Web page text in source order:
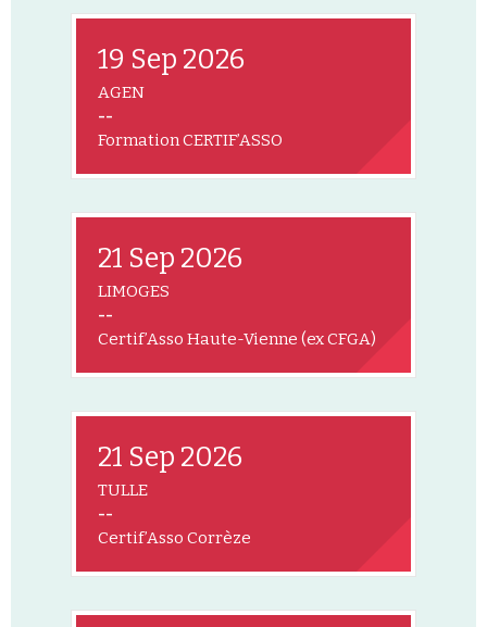
19 Sep 2026
AGEN
--
Formation CERTIF’ASSO
21 Sep 2026
LIMOGES
--
Certif’Asso Haute-Vienne (ex CFGA)
21 Sep 2026
TULLE
--
Certif’Asso Corrèze